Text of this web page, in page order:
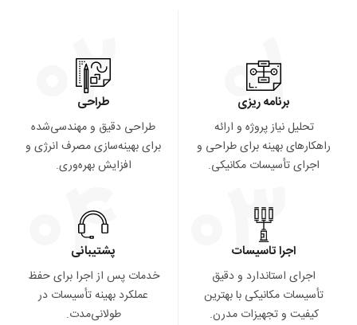
۰۱
برنامه ریزی
نیاز پروژه و ارائه
بهینه برای طراحی و
تأسیسات مکانیکی.
۰۲
طراحی دقیق و مهندسی‌شده
برای بهینه‌سازی مصرف انرژی و
افزایش بهره‌وری.
۰۳
اجرا تاسیسات
استاندارد و دقیق
مکانیکی با بهترین
و تجهیزات مدرن.
۰۴
خدمات پس از اجرا برای حفظ
عملکرد بهینه تأسیسات در
طولانی‌مدت.